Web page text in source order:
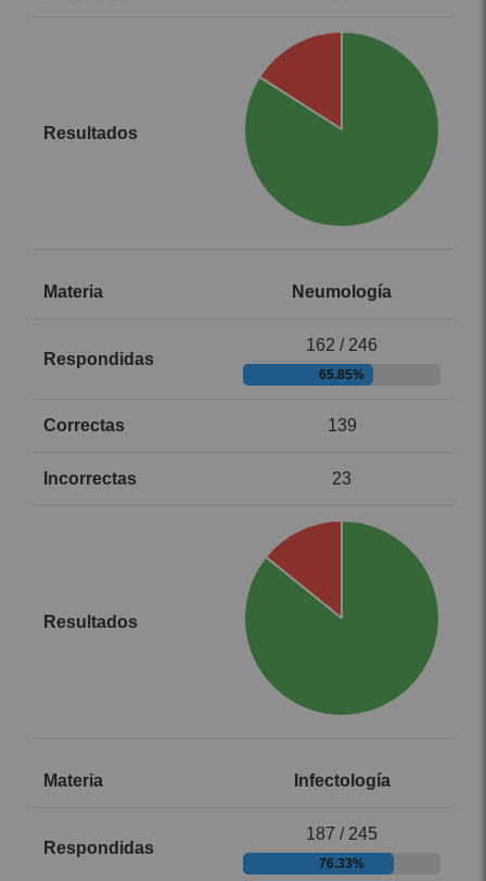
Neumología
162 / 246
65.85%
139
23
Infectología
187 / 245
76.33%